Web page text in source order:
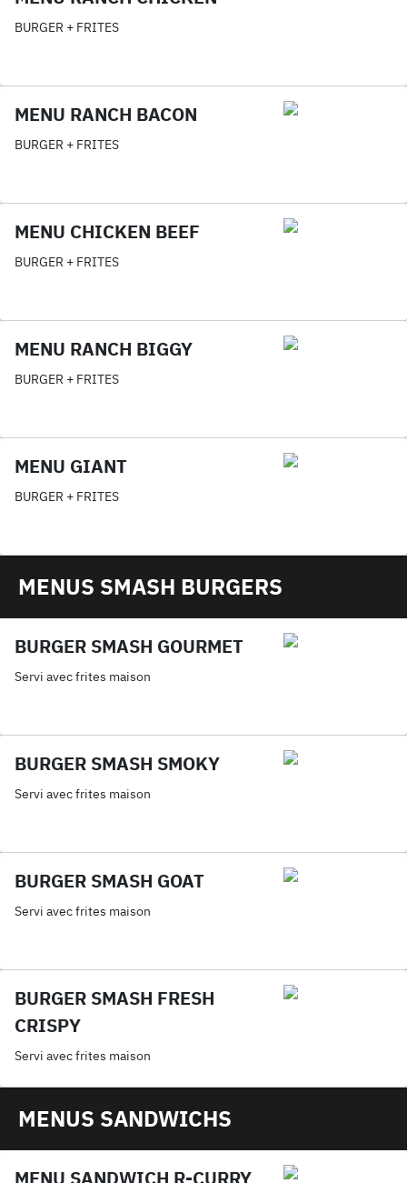
BURGER + FRITES
MENU RANCH BACON
BURGER + FRITES
MENU CHICKEN BEEF
BURGER + FRITES
MENU RANCH BIGGY
BURGER + FRITES
MENU GIANT
BURGER + FRITES
MENUS SMASH BURGERS
BURGER SMASH GOURMET
Servi avec frites maison
BURGER SMASH SMOKY
Servi avec frites maison
BURGER SMASH GOAT
Servi avec frites maison
BURGER SMASH FRESH
CRISPY
Servi avec frites maison
MENUS SANDWICHS
MENU SANDWICH R-CURRY